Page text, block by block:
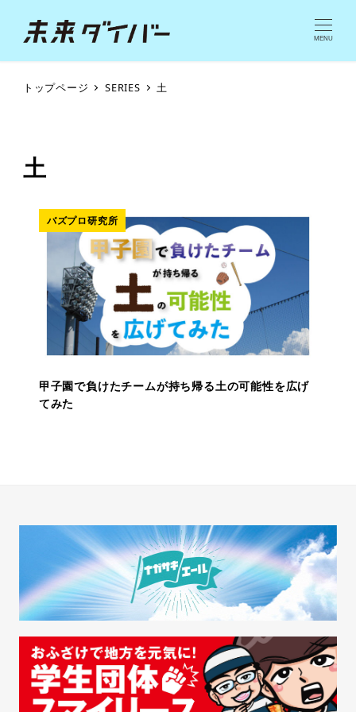
MENU
トップページ SERIES 土
土
バズプロ研究所
甲子園で負けたチームが持ち帰る土の可能性を広げ
てみた